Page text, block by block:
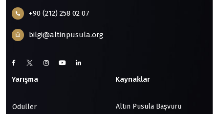
+90 (212) 258 02 07
bilgi@altinpusula.org
Yarışma
Ödüller
Kaynaklar
Altın Pusula Başvuru